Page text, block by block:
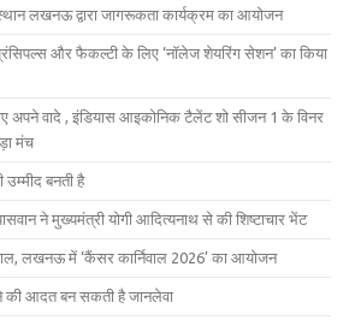
लखनऊ द्वारा जागरूकता कार्यक्रम का आयोजन
और फैकल्टी के लिए ‘नॉलेज शेयरिंग सेशन’ का किया
अपने वादे , इंडियास आइकोनिक टैलेंट शो सीजन 1 के विनर
मंच
उम्मीद बनती है
ने मुख्यमंत्री योगी आदित्यनाथ से की शिष्टाचार भेंट
लखनऊ में ‘कैंसर कार्निवाल 2026’ का आयोजन
की आदत बन सकती है जानलेवा